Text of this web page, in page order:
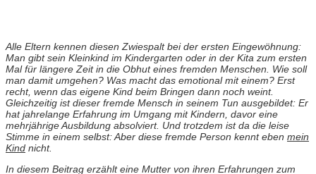
Alle Eltern kennen diesen Zwiespalt bei der ersten Eingewöhnung:
Man gibt sein Kleinkind im Kindergarten oder in der Kita zum ersten
Mal für längere Zeit in die Obhut eines fremden Menschen. Wie soll
man damit umgehen? Was macht das emotional mit einem? Erst
recht, wenn das eigene Kind beim Bringen dann noch weint.
Gleichzeitig ist dieser fremde Mensch in seinem Tun ausgebildet: Er
hat jahrelange Erfahrung im Umgang mit Kindern, davor eine
mehrjährige Ausbildung absolviert. Und trotzdem ist da die leise
Stimme in einem selbst: Aber diese fremde Person kennt eben mein
Kind nicht.
In diesem Beitrag erzählt eine Mutter von ihren Erfahrungen zum